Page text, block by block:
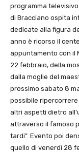
programma televisivo
di Bracciano ospita
dedicate alla figura
anno è ricorso il
appuntamento con il
22 febbraio, della
dalla moglie del
prossimo sabato 8
possibile ripercorrere
altri aspetti dietro
attraverso il famoso
tardi”. Evento poi
quello di venerdì 28